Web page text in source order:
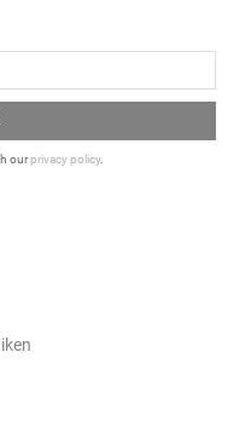
ourprivacy policy.